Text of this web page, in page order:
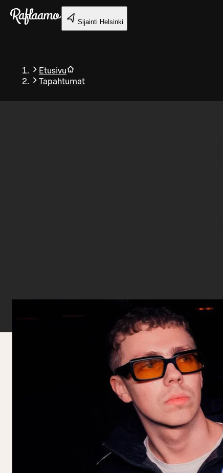
Siirry pääsisältöön
Sijainti Helsinki
Etusivu
Tapahtumat
Takaisin